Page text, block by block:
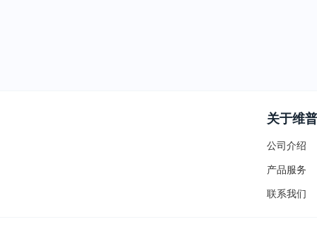
关于维普
公司介绍
产品服务
联系我们